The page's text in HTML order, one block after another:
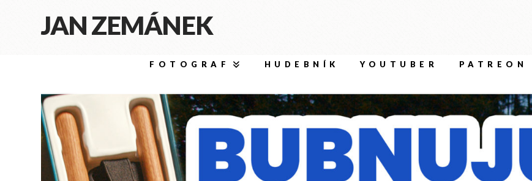
JAN ZEMÁNEK
FOTOGRAF HUDEBNÍK YOUTUBER PATREON